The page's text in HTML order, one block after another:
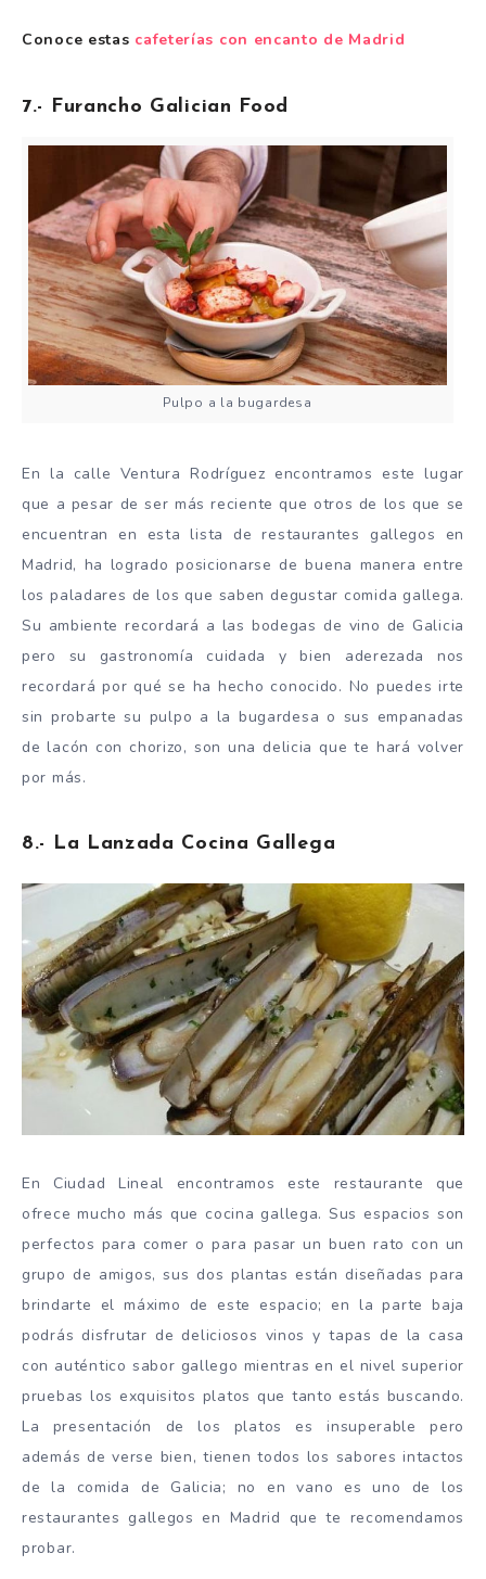
Conoce estas cafeterías con encanto de Madrid
7.- Furancho Galician Food
Pulpo a la bugardesa
En la calle Ventura Rodríguez encontramos este lugar
que a pesar de ser más reciente que otros de los que se
encuentran en esta lista de restaurantes gallegos en
Madrid, ha logrado posicionarse de buena manera entre
los paladares de los que saben degustar comida gallega.
Su ambiente recordará a las bodegas de vino de Galicia
pero su gastronomía cuidada y bien aderezada nos
recordará por qué se ha hecho conocido. No puedes irte
sin probarte su pulpo a la bugardesa o sus empanadas
de lacón con chorizo, son una delicia que te hará volver
por más.
8.- La Lanzada Cocina Gallega
En Ciudad Lineal encontramos este restaurante que
ofrece mucho más que cocina gallega. Sus espacios son
perfectos para comer o para pasar un buen rato con un
grupo de amigos, sus dos plantas están diseñadas para
brindarte el máximo de este espacio; en la parte baja
podrás disfrutar de deliciosos vinos y tapas de la casa
con auténtico sabor gallego mientras en el nivel superior
pruebas los exquisitos platos que tanto estás buscando.
La presentación de los platos es insuperable pero
además de verse bien, tienen todos los sabores intactos
de la comida de Galicia; no en vano es uno de los
restaurantes gallegos en Madrid que te recomendamos
probar.